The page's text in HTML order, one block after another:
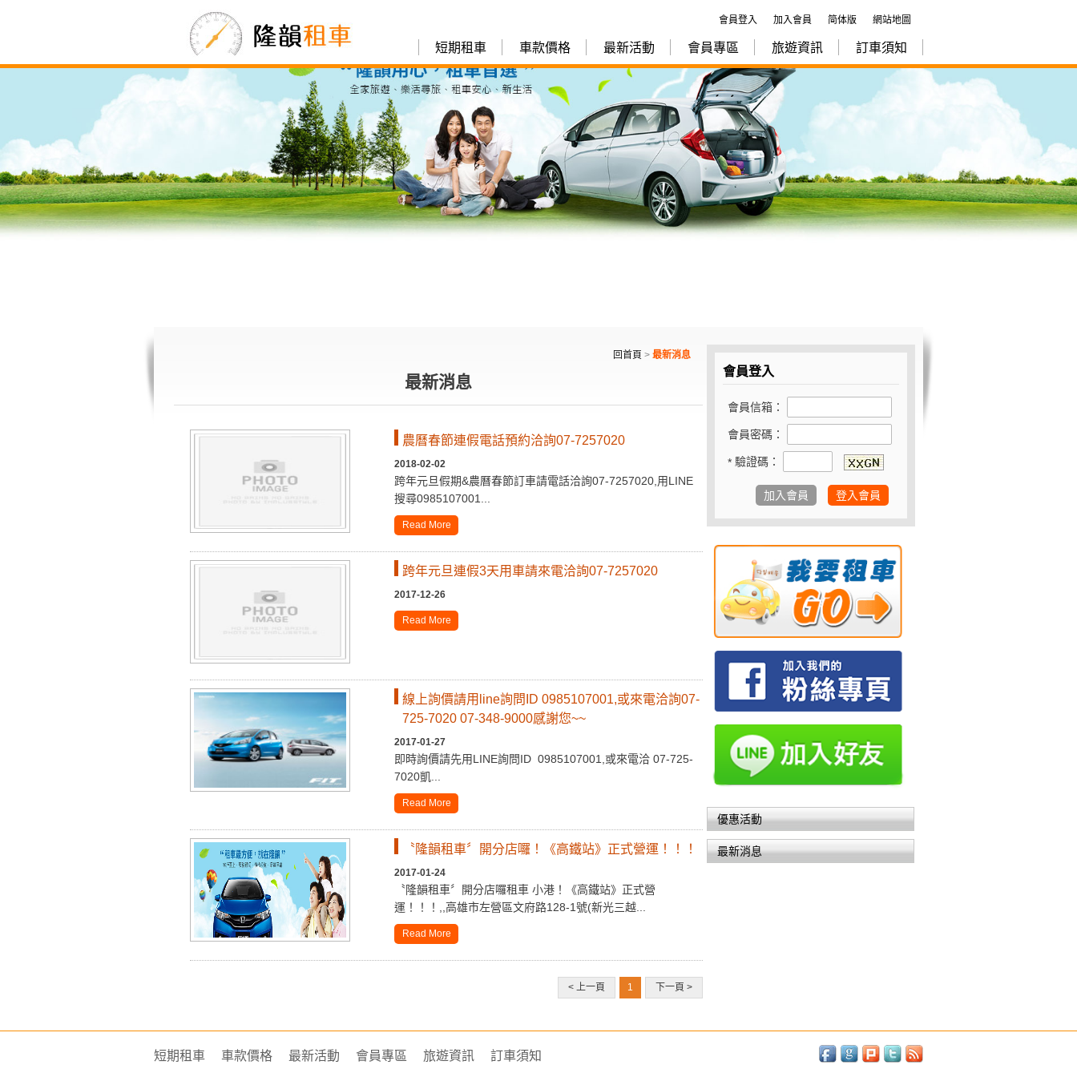
會員登入 加入會員 简体版 網站地圖
短期租車 車款價格 最新活動 會員專區 旅遊資訊 訂車須知
會員登入
會員信箱：
會員密碼：
* 驗證碼：
加入會員 登入會員
優惠活動
最新消息
回首頁 > 最新消息
最新消息
農曆春節連假電話預約洽詢07-7257020
2018-02-02
跨年元旦假期&農曆春節訂車請電話洽詢07-7257020,用LINE
搜尋0985107001...
Read More
跨年元旦連假3天用車請來電洽詢07-7257020
2017-12-26
Read More
線上詢價請用line詢問ID 0985107001,或來電洽詢07-
725-7020 07-348-9000感謝您~~
2017-01-27
即時詢價請先用LINE詢問ID 0985107001,或來電洽 07-725-
7020凱...
Read More
〝隆韻租車〞開分店囉！《高鐵站》正式營運！！！
2017-01-24
〝隆韻租車〞開分店囉租車 小港！《高鐵站》正式營
運！！！,,高雄市左營區文府路128-1號(新光三越...
Read More
< 上一頁 1 下一頁 >
短期租車 車款價格 最新活動 會員專區 旅遊資訊 訂車須知